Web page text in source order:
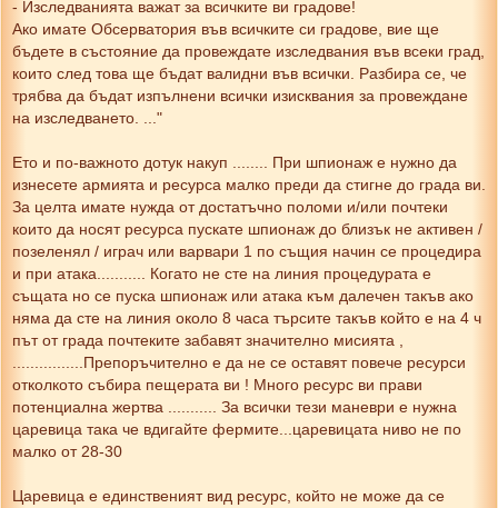
- Изследванията важат за всичките ви градове!
Ако имате Обсерватория във всичките си градове, вие ще
бъдете в състояние да провеждате изследвания във всеки град,
които след това ще бъдат валидни във всички. Разбира се, че
трябва да бъдат изпълнени всички изисквания за провеждане
на изследването. ..."
Ето и по-важното дотук накуп ........ При шпионаж е нужно да
изнесете армията и ресурса малко преди да стигне до града ви.
За целта имате нужда от достатъчно поломи и/или почтеки
които да носят ресурса пускате шпионаж до близък не активен /
позеленял / играч или варвари 1 по същия начин се процедира
и при атака........... Когато не сте на линия процедурата е
същата но се пуска шпионаж или атака към далечен такъв ако
няма да сте на линия около 8 часа търсите такъв който е на 4 ч
път от града почтеките забавят значително мисията ,
................Препоръчително е да не се оставят повече ресурси
отколкото събира пещерата ви ! Много ресурс ви прави
потенциална жертва ........... За всички тези маневри е нужна
царевица така че вдигайте фермите...царевицата ниво не по
малко от 28-30
Царевица е единственият вид ресурс, който не може да се